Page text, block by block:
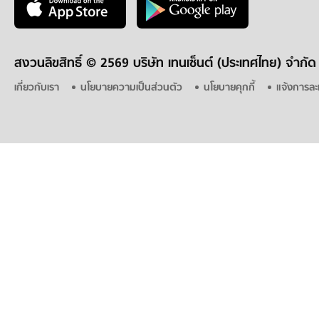
สงวนลิขสิทธิ์ © 2569 บริษัท เทนเซ็นต์ (ประเทศไทย) จำกัด
เกี่ยวกับเรา นโยบายความเป็นส่วนตัว นโยบายคุกกี้ แจ้งการล